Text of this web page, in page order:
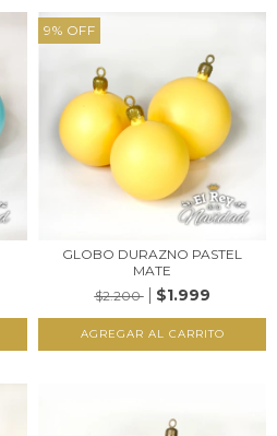
9% OFF
GLOBO DURAZNO PASTEL
MATE
$2.200
$1.999
AGREGAR AL CARRITO